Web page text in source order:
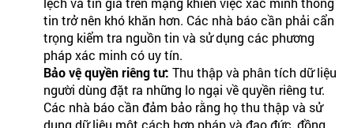
tin trở nên khó khăn hơn. Các nhà báo cần phải cẩn
trọng kiểm tra nguồn tin và sử dụng các phương
pháp xác minh có uy tín.
Bảo vệ quyền riêng tư: Thu thập và phân tích dữ liệu
người dùng đặt ra những lo ngại về quyền riêng tư.
Các nhà báo cần đảm bảo rằng họ thu thập và sử
dụng dữ liệu một cách hợp pháp và đạo đức, đồng